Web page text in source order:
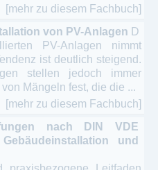
[mehr zu diesem Fachbuch]
von PV-Anlagen D
PV-Anlagen nimmt
ist deutlich steigend.
stellen jedoch immer
Mängeln fest, die die ...
[mehr zu diesem Fachbuch]
nach DIN VDE
und